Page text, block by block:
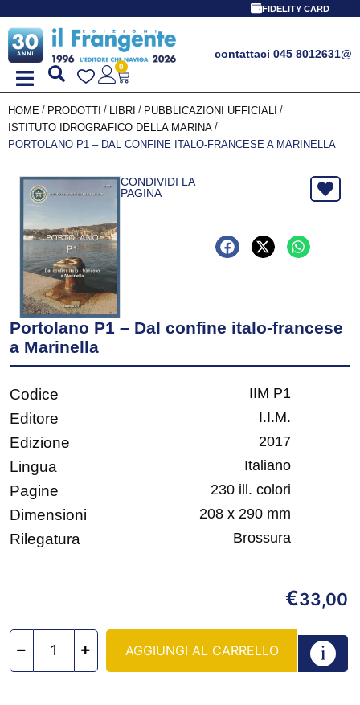
FIDELITY CARD
contattaci 045 8012631@
0
HOME / PRODOTTI / LIBRI / PUBBLICAZIONI UFFICIALI
/
ISTITUTO IDROGRAFICO DELLA MARINA /
PORTOLANO P1 – DAL CONFINE ITALO-FRANCESE A MARINELLA
CONDIVIDI LA
PAGINA
Portolano P1 – Dal confine italo-francese
a Marinella
Codice IIM P1
Editore I.I.M.
Edizione 2017
Lingua Italiano
Pagine 230 ill. colori
Dimensioni 208 x 290 mm
Rilegatura Brossura
€33,00
AGGIUNGI AL CARRELLO